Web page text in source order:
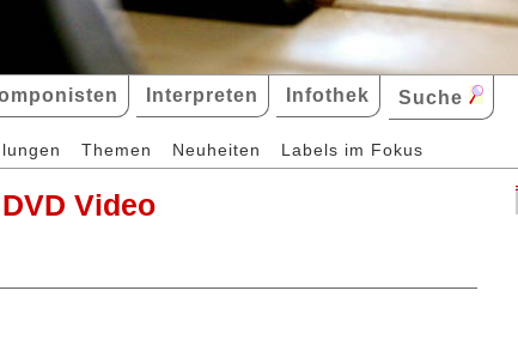
Interpreten Infothek Suche
Themen Neuheiten Labels im Fokus
Video